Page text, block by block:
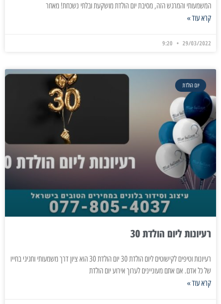
המשמעותי והמרגש הזה, מסיבת יום הולדת מושקעת ובלתי נשכחת! מאחר
קרא עוד »
29/03/2022
יום הולדת
רעיונות ליום הולדת 30
רעיונות וטיפים לקישוטים ליום הולדת 30 יום הולדת 30 הוא ציון דרך משמעותי וחגיגי בחייו
של כל אדם. אם אתם מעוניינים לערוך אירוע יום הולדת
קרא עוד »